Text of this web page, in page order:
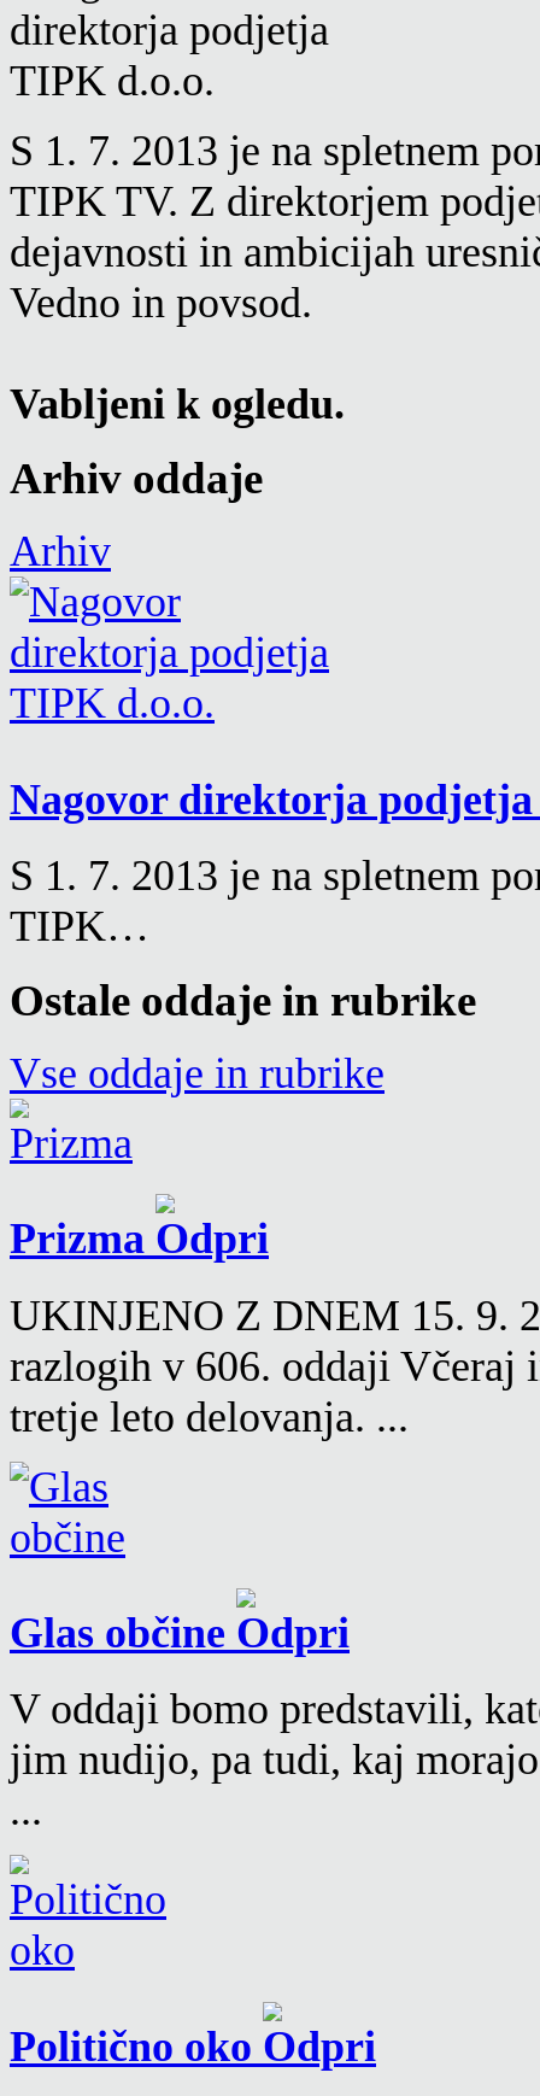
S 1. 7. 2013 je na spletnem
TIPK TV. Z direktorjem
dejavnosti in ambicijah
Vedno in povsod.
Vabljeni k ogledu.
Arhiv oddaje
Arhiv
Nagovor direktorja
S 1. 7. 2013 je na spletnem
TIPK…
Ostale oddaje in rubrike
Vse oddaje in rubrike
Prizma
UKINJENO Z DNEM 15. 9.
razlogih v 606. oddaji Včeraj
tretje leto delovanja. ...
Glas občine
V oddaji bomo predstavili,
jim nudijo, pa tudi, kaj
...
Politično oko